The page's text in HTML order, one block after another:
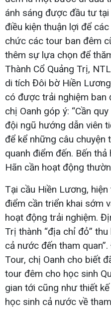
ánh sáng được đầu tư
điều kiện thuận lợi để
chức các tour ban đêm
thêm sự lựa chọn để
Thành Cổ Quảng Trị,
di tích Đôi bờ Hiền
có được trải nghiệm ban
chị Oanh góp ý: “Cần
đội ngũ hướng dẫn viên
để kể những câu chuyện
quanh điểm đến. Bến
Hãn cần hoạt động
Tại cầu Hiền Lương,
điểm cần triển khai sớm
hoạt động trải nghiệm.
Trị thành “địa chỉ đỏ”
cả nước đến tham
Tour, chị Oanh cho biết
tour đêm cho học sinh
gian tới cũng như thiết
học sinh cả nước về